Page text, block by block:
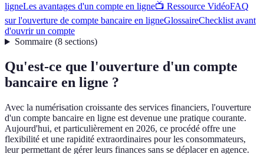
ligneLes avantages d'un compte en ligne📺 Ressource VidéoFAQ
sur l'ouverture de compte bancaire en ligneGlossaireChecklist avant
d'ouvrir un compte
Sommaire(8 sections)
Qu'est-ce que l'ouverture d'un compte
bancaire en ligne ?
Avec la numérisation croissante des services financiers, l'ouverture
d'un compte bancaire en ligne est devenue une pratique courante.
Aujourd'hui, et particulièrement en 2026, ce procédé offre une
flexibilité et une rapidité extraordinaires pour les consommateurs,
leur permettant de gérer leurs finances sans se déplacer en agence.